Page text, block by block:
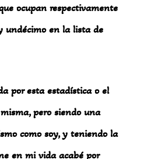
ocupan respectivamente
undécimo en la lista de
por esta estadística o el
pero siendo una
como soy, y teniendo la
en mi vida acabé por